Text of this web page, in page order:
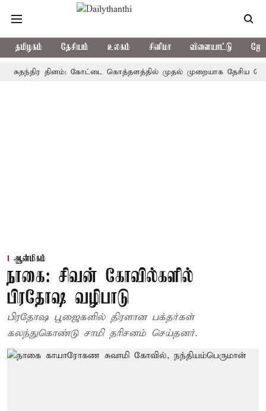
தமிழகம் தேசியம் உலகம் சினிமா விளையாட்டு
தினம்: கோட்டை கொத்தளத்தில் முதல் முறையாக தேசிய கொடி
ஆன்மிகம்
நாகை: சிவன் கோவில்களில்
பிரதோஷ வழிபாடு
பிரதோஷ பூஜைகளில் திரளான பக்தர்கள்
கலந்துகொண்டு சாமி தரிசனம் செய்தனர்.